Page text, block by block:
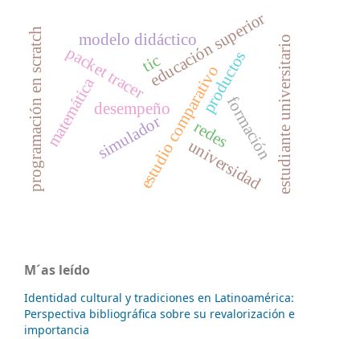
desempeño
educación superior
formación
estudio comparativo
simulador
packet tracer
redes
tic estudiante universitario
matemática
universidad
modelo didáctico
programación en scratch productos
M´as leído
Identidad cultural y tradiciones en Latinoamérica:
Perspectiva bibliográfica sobre su revalorización e
importancia